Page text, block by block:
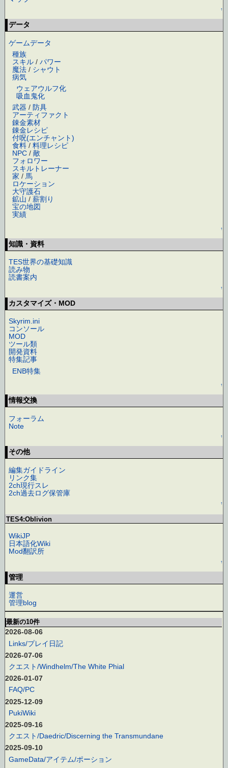
↑
データ
ゲームデータ
種族
スキル /パワー
魔法 / シャウト
病気
ウェアウルフ化
吸血鬼化
武器 / 防具
アーティファクト
錬金素材
錬金レシピ
付呪(エンチャント)
食料 /料理レシピ
NPC /敵
フォロワー
スキルトレーナー
家 /馬
ロケーション
大守護石
鉱山 /薪割り
宝の地図
実績
↑
知識・資料
TES世界の基礎知識
読み物
読書案内
↑
カスタマイズ・MOD
Skyrim.ini
コンソール
MOD
ツール類
開発資料
特集記事
ENB特集
↑
情報交換
フォーラム
Note
↑
その他
編集ガイドライン
リンク集
2ch現行スレ
2ch過去ログ保管庫
↑
TES4:Oblivion
WikiJP
日本語化Wiki
Mod翻訳所
↑
管理
運営
管理blog
最新の10件
2026-08-06
Links/プレイ日記
2026-07-06
クエスト/Windhelm/The White Phial
2026-01-07
FAQ/PC
2025-12-09
PukiWiki
2025-09-16
クエスト/Daedric/Discerning the Transmundane
2025-09-10
GameData/アイテム/ポーション